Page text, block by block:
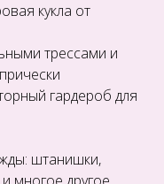
кукла от
трессами и
гардероб для
штанишки,